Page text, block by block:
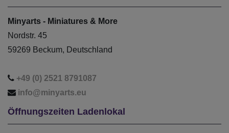
Minyarts - Miniatures & More
Nordstr. 45
59269 Beckum, Deutschland
+49 (0) 2521 8791087
info@minyarts.eu
Öffnungszeiten Ladenlokal